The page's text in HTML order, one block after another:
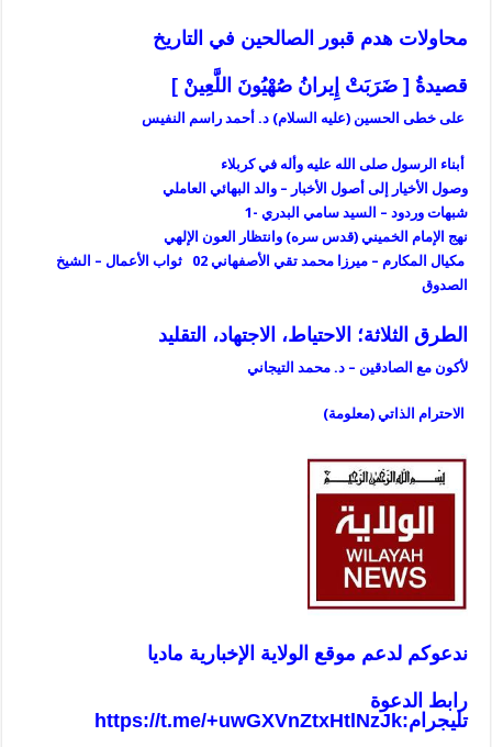
محاولات هدم قبور الصالحين في التاريخ
قصيدةُ [ ضَرَبَتْ إِيرانُ صُهْيُونَ اللَّعِينْ ]
على خطى الحسين (عليه السلام) د. أحمد راسم النفيس
أبناء الرسول صلى الله عليه وأله في كربلاء
وصول الأخيار إلى أصول الأخبار – والد البهائي العاملي
شبهات وردود – السيد سامي البدري -1
نهج الإمام الخميني (قدس سره) وانتظار العون الإلهي
مكيال المكارم – ميرزا محمد تقي الأصفهاني 02
ثواب الأعمال – الشيخ
الصدوق
الطرق الثلاثة؛ الاحتياط، الاجتهاد، التقليد
لأكون مع الصادقين – د. محمد التيجاني
الاحترام الذاتي (معلومة)
ندعوكم لدعم موقع الولاية الإخبارية ماديا
رابط الدعوة
تليجرام:https://t.me/+uwGXVnZtxHtlNzJk